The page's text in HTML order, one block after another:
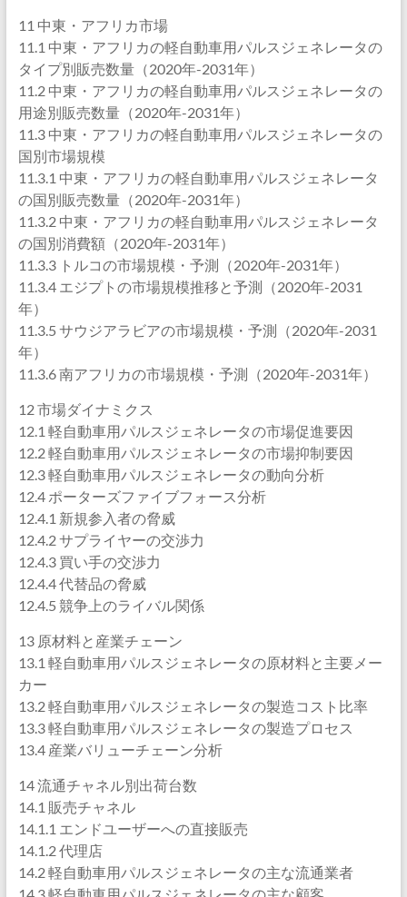
11 中東・アフリカ市場
11.1 中東・アフリカの軽自動車用パルスジェネレータの
タイプ別販売数量（2020年-2031年）
11.2 中東・アフリカの軽自動車用パルスジェネレータの
用途別販売数量（2020年-2031年）
11.3 中東・アフリカの軽自動車用パルスジェネレータの
国別市場規模
11.3.1 中東・アフリカの軽自動車用パルスジェネレータ
の国別販売数量（2020年-2031年）
11.3.2 中東・アフリカの軽自動車用パルスジェネレータ
の国別消費額（2020年-2031年）
11.3.3 トルコの市場規模・予測（2020年-2031年）
11.3.4 エジプトの市場規模推移と予測（2020年-2031
年）
11.3.5 サウジアラビアの市場規模・予測（2020年-2031
年）
11.3.6 南アフリカの市場規模・予測（2020年-2031年）
12 市場ダイナミクス
12.1 軽自動車用パルスジェネレータの市場促進要因
12.2 軽自動車用パルスジェネレータの市場抑制要因
12.3 軽自動車用パルスジェネレータの動向分析
12.4 ポーターズファイブフォース分析
12.4.1 新規参入者の脅威
12.4.2 サプライヤーの交渉力
12.4.3 買い手の交渉力
12.4.4 代替品の脅威
12.4.5 競争上のライバル関係
13 原材料と産業チェーン
13.1 軽自動車用パルスジェネレータの原材料と主要メー
カー
13.2 軽自動車用パルスジェネレータの製造コスト比率
13.3 軽自動車用パルスジェネレータの製造プロセス
13.4 産業バリューチェーン分析
14 流通チャネル別出荷台数
14.1 販売チャネル
14.1.1 エンドユーザーへの直接販売
14.1.2 代理店
14.2 軽自動車用パルスジェネレータの主な流通業者